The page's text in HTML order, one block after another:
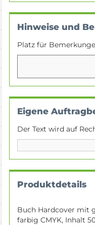
Hinweise und
Platz für
Eigene
Der Text wird auf
Produktdetails
Buch Hardcover mit
farbig CMYK, Inhalt